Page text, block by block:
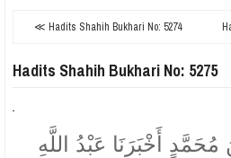
≪ Hadits Shahih Bukhari No: 5274
Hadits Shahih Bukhari No: 5275
أَخْبَرَنَا عَبْدُ اللَّهِ